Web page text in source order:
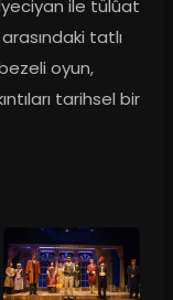
ile tülûat
tatlı
oyun,
tarihsel bir